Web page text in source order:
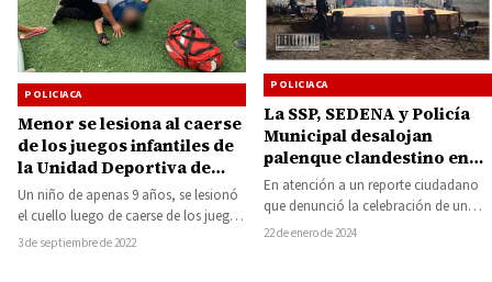
POLICIACA
Menor se lesiona al caerse
de los juegos infantiles de
la Unidad Deportiva de
Huetamo
Un niño de apenas 9 años, se lesionó
el cuello luego de caerse de los juegos
infantiles que…
3 de septiembre de 2022
POLICIACA
La SSP, SEDENA y Policía
Municipal desalojan
palenque clandestino en
Zitácuaro
En atención a un reporte ciudadano
que denunció la celebración de un
palenque clandestino en el municipio
22 de enero de 2024